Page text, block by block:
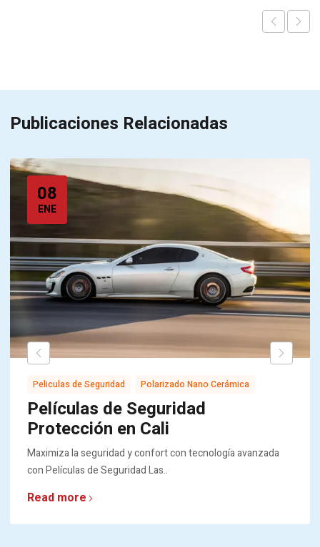
Publicaciones Relacionadas
08
ENE
Peliculas de Seguridad Polarizado Nano Cerámica
Películas de Seguridad
Protección en Cali
Maximiza la seguridad y confort con tecnología avanzada
con Películas de Seguridad Las..
Read more